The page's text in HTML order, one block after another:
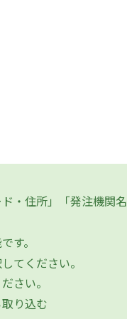
住所」「発注機関
す。
てください。
さい。
り込む